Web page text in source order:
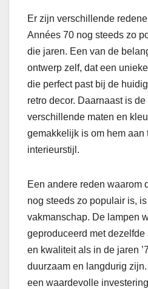
Er zijn verschillende
Années 70 nog steeds zo
die jaren. Een van de
ontwerp zelf, dat een
die perfect past bij de
retro decor. Daarnaast is
verschillende maten en
gemakkelijk is om hem aan
interieurstijl.
Een andere reden waarom
nog steeds zo populair is,
vakmanschap. De lampen
geproduceerd met dezelfde
en kwaliteit als in de jaren
duurzaam en langdurig
een waardevolle